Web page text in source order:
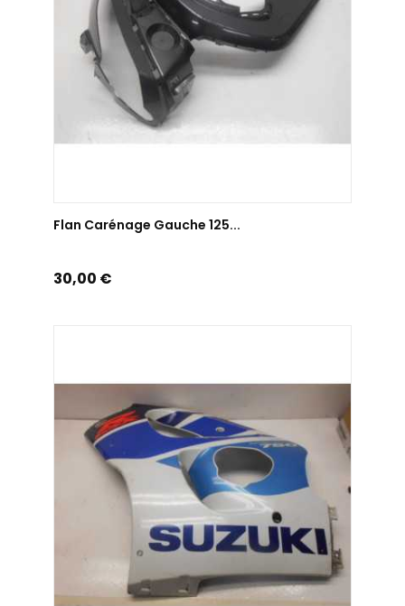
Flan Carénage Gauche 125...
Prix
30,00 €